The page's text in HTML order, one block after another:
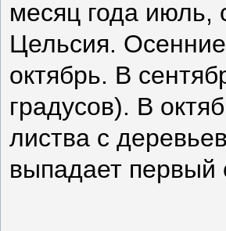
месяц года июль,
Цельсия.
октябрь. В
градусов). В
листва с
выпадает первый